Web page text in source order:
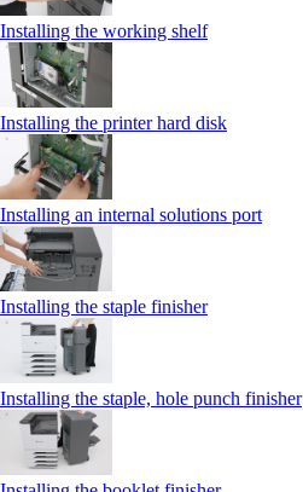
Installing the working shelf
Installing the printer hard disk
Installing an internal solutions port
Installing the staple finisher
Installing the staple, hole punch finisher